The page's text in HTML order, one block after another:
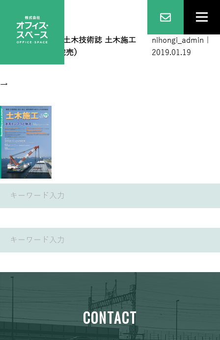
2017 11| ←総合土木技術誌 土木施工
2017年11月号（完売）
nihongi_admin
2019.01.19
→
CONTACT